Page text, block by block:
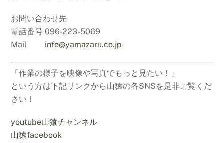
お問い合わせ先
電話番号 096‐223-5069
Mail info@yamazaru.co.jp
「作業の様子を映像や写真でもっと見たい！」
という方は下記リンクから山猿の各SNSを是非ご覧くだ
さい！
youtube山猿チャンネル
山猿facebook